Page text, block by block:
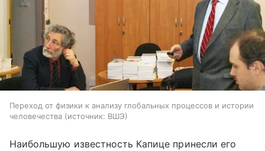
Переход от физики к анализу глобальных процессов и истории
человечества
источник: ВШЭ
Наибольшую известность Капице принесли его